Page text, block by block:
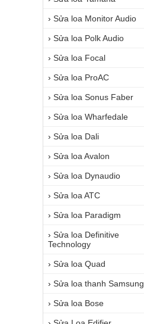
› Sửa loa Monitor Audio
› Sửa loa Polk Audio
› Sửa loa Focal
› Sửa loa ProAC
› Sửa loa Sonus Faber
› Sửa loa Wharfedale
› Sửa loa Dali
› Sửa loa Avalon
› Sửa loa Dynaudio
› Sửa loa ATC
› Sửa loa Paradigm
› Sửa loa Definitive
Technology
› Sửa loa Quad
› Sửa loa thanh Samsung
› Sửa loa Bose